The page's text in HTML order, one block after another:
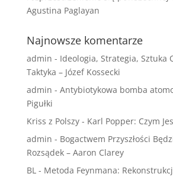
Agustina Paglayan
Najnowsze komentarze
admin - Ideologia, Strategia, Sztuka
Taktyka – Józef Kossecki
admin - Antybiotykowa bomba
Pigułki
Kriss z Polszy- Karl Popper: Czym
admin - Bogactwem Przyszłości
Rozsądek – Aaron Clarey
BL- Metoda Feynmana: